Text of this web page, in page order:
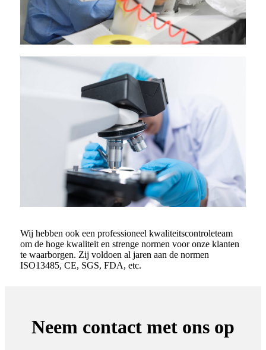
Wij hebben ook een professioneel kwaliteitscontroleteam
om de hoge kwaliteit en strenge normen voor onze klanten
te waarborgen. Zij voldoen al jaren aan de normen
ISO13485, CE, SGS, FDA, etc.
Neem contact met ons op